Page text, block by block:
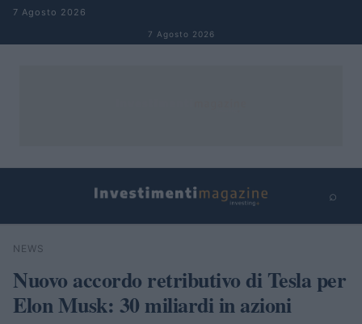
Salta al contenuto
7 Agosto 2026
7 Agosto 2026
⌕
Cerca
NEWS
Nuovo accordo retributivo di Tesla per
Elon Musk: 30 miliardi in azioni